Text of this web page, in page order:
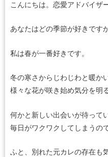
こんにちは。恋愛アドバイザ
あなたはどの季節が好きです
私は春が一番好きです。
冬の寒さからじわじわと暖か
様々な花が咲き始め気分を明
何かと新しい出会いが待って
毎日がワクワクしてしまうの
ふと、別れた元カレの存在も